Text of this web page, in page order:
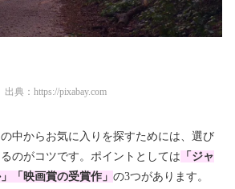
出典： https://pixabay.com
中からお気に入りを探すためには、選び
のがコツです。ポイントとしては 「ジャ
「映画賞の受賞作」 の3つがあります。